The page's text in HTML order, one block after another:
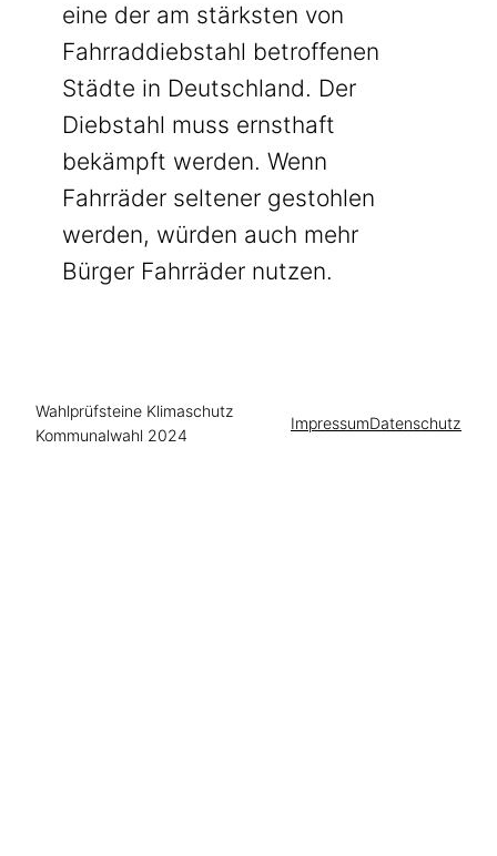
eine der am stärksten von
Fahrraddiebstahl betroffenen
Städte in Deutschland. Der
Diebstahl muss ernsthaft
bekämpft werden. Wenn
Fahrräder seltener gestohlen
werden, würden auch mehr
Bürger Fahrräder nutzen.
Wahlprüfsteine Klimaschutz
Kommunalwahl 2024
ImpressumDatenschutz